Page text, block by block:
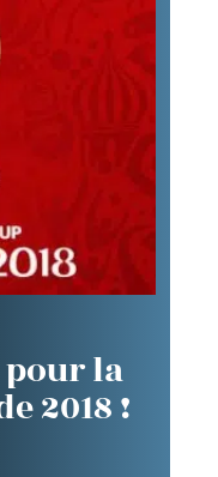
pour la
2018 !